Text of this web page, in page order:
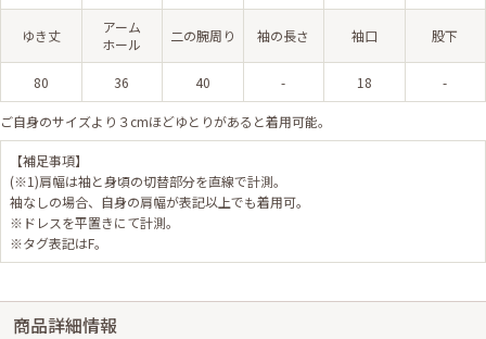
ゆき丈
アーム
ホール
二の腕周り 袖の長さ 袖口 股下
80 36 40 - 18 -
ご自身のサイズより３cmほどゆとりがあると着用可能。
【補足事項】
(※1)肩幅は袖と身頃の切替部分を直線で計測。
袖なしの場合、自身の肩幅が表記以上でも着用可。
※ドレスを平置きにて計測。
※タグ表記はF。
商品詳細情報